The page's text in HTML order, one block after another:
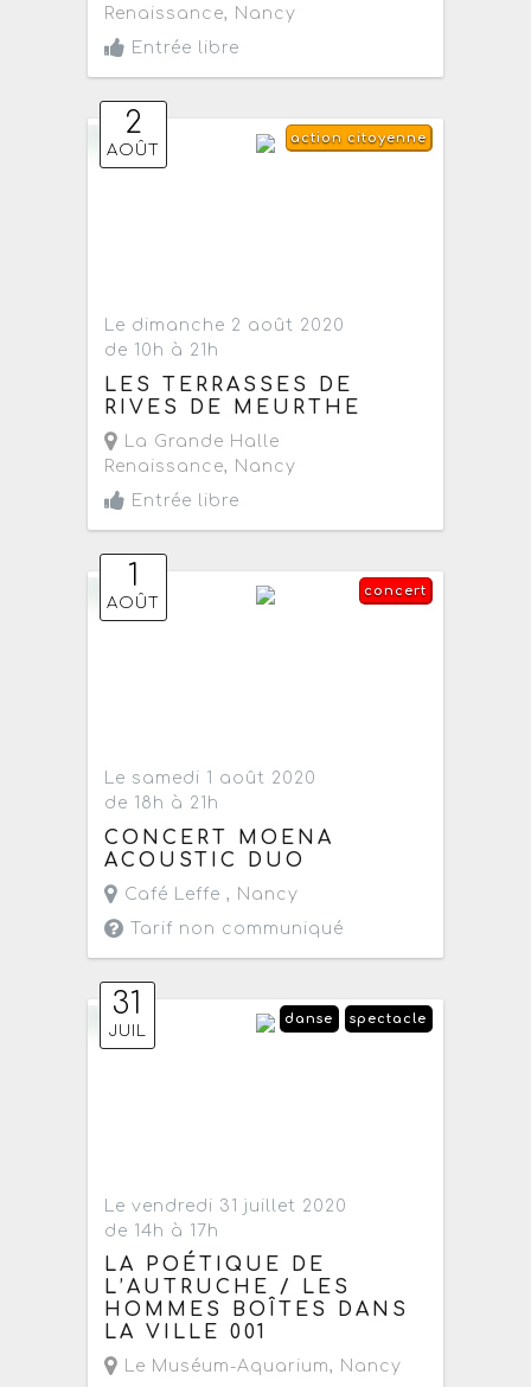
Renaissance, Nancy
Entrée libre
2
AOÛT
action citoyenne
Le dimanche 2 août 2020
de 10h à 21h
LES TERRASSES DE
RIVES DE MEURTHE
La Grande Halle
Renaissance, Nancy
Entrée libre
1
AOÛT
concert
Le samedi 1 août 2020
de 18h à 21h
CONCERT MOENA
ACOUSTIC DUO
Café Leffe , Nancy
Tarif non communiqué
31
JUIL
spectacle
danse
Le vendredi 31 juillet 2020
de 14h à 17h
LA POÉTIQUE DE
L’AUTRUCHE / LES
HOMMES BOÎTES DANS
LA VILLE 001
Le Muséum-Aquarium, Nancy